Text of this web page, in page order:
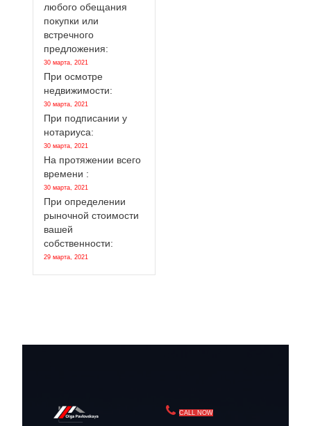
любого обещания
покупки или
встречного
предложения:
30 марта, 2021
При осмотре
недвижимости:
30 марта, 2021
При подписании у
нотариуса:
30 марта, 2021
На протяжении всего
времени :
30 марта, 2021
При определении
рыночной стоимости
вашей
собственности:
29 марта, 2021
CALL NOW